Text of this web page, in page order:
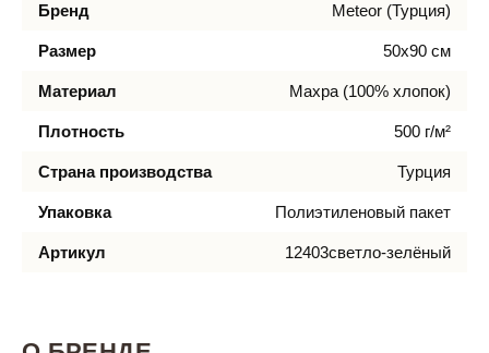
Бренд Meteor (Турция)
Размер 50х90 см
Материал Махра (100% хлопок)
Плотность 500 г/м²
Страна производства Турция
Упаковка Полиэтиленовый пакет
Артикул 12403светло-зелёный